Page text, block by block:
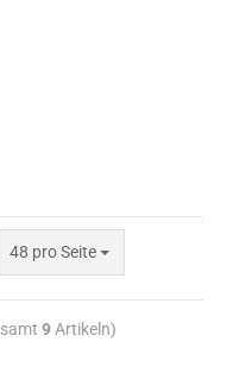
48 pro Seite
9Artikeln)